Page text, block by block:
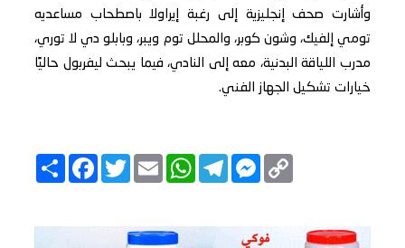
وأشارت صحف إنجليزية إلى رغبة إيراولا باصطحاب مساعديه
تومي إلفيك، وشون كوبر، والمحلل توم ويبر، وبابلو دي لا توري،
مدرب اللياقة البدنية، معه إلى النادي، فيما يبحث ليفربول حاليًا
خيارات تشكيل الجهاز الفني.
انشر
FacebookTwitterEmail
WhatsAppTelegram
MessengerCopy
Link